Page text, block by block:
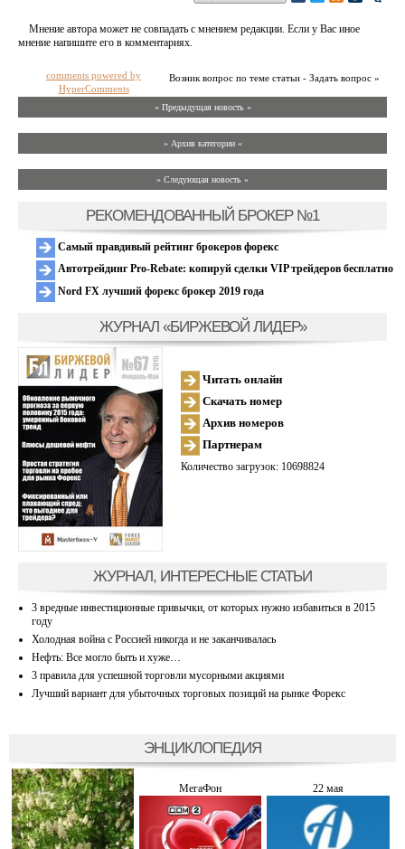
Мнение автора может не совпадать с мнением редакции. Если у Вас иное
мнение напишите его в комментариях.
Возник вопрос по теме статьи - Задать вопрос »
comments powered by
HyperComments
« Предыдущая новость «
» Архив категории «
» Следующая новость »
РЕКОМЕНДОВАННЫЙ БРОКЕР №1
Самый правдивый рейтинг брокеров форекс
Автотрейдинг Pro-Rebate: копируй сделки VIP трейдеров бесплатно
Nord FX лучший форекс брокер 2019 года
ЖУРНАЛ «БИРЖЕВОЙ ЛИДЕР»
Читать онлайн
Скачать номер
Архив номеров
Партнерам
Количество загрузок: 10698824
ЖУРНАЛ, ИНТЕРЕСНЫЕ СТАТЬИ
3 вредные инвестиционные привычки, от которых нужно избавиться в 2015
году
Холодная война с Россией никогда и не заканчивалась
Нефть: Все могло быть и хуже…
3 правила для успешной торговли мусорными акциями
Лучший вариант для убыточных торговых позиций на рынке Форекс
ЭНЦИКЛОПЕДИЯ
МегаФон 22 мая